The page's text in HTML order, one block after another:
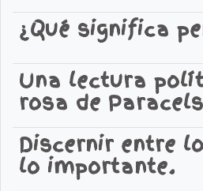
¿Qué significa
Una lectura
rosa de
Discernir entre
lo importante.